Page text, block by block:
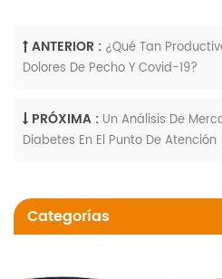
ANTERIOR : ¿Qué Tan
Dolores De Pecho Y Covid-19?
PRÓXIMA : Un Análisis De
Diabetes En El Punto De Atención
Categorías